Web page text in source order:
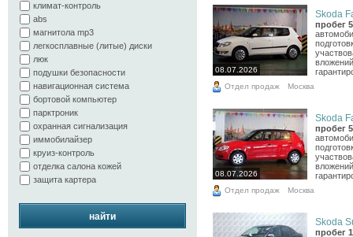
климат-контроль
abs
магнитола mp3
легкосплавные (литые) диски
люк
подушки безопасности
навигационная система
бортовой компьютер
парктроник
охранная сигнализация
иммобилайзер
круиз-контроль
отделка салона кожей
защита картера
найти
08.07.2026
Skoda
пробег
Отдел продаж Москва
08.07.2026
Skoda
пробег
Отдел продаж Москва
Skoda
пробег